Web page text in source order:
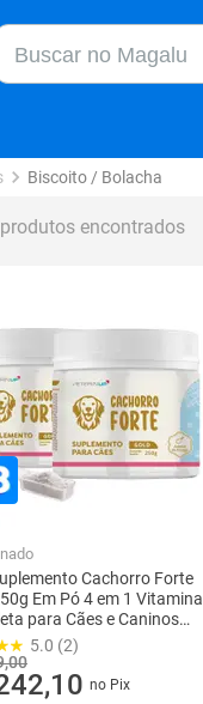
no Magalu
Biscoito / Bolacha
encontrados
Cachorro Forte
Em Pó 4 em 1 Vitamina
para Cães e Caninos
Força e Pelagem
VeterinUp
5.0 (2)
no Pix